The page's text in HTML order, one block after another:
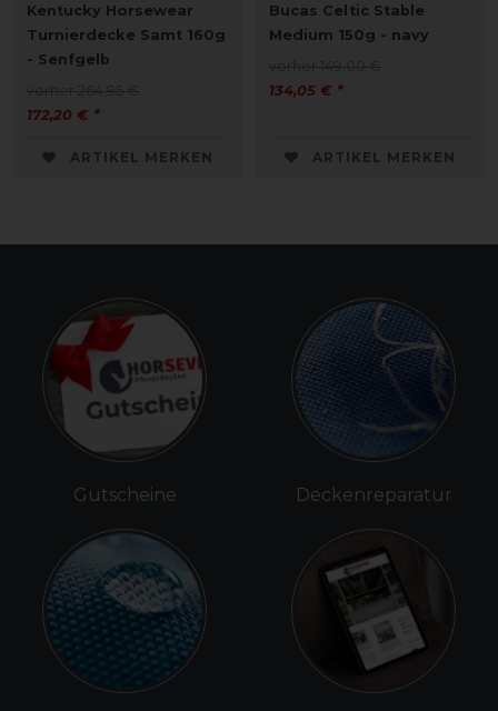
Kentucky Horsewear
Turnierdecke Samt 160g
- Senfgelb
172,20 € *
ARTIKEL MERKEN
Bucas Celtic Stable
Medium 150g - navy
134,05 € *
ARTIKEL MERKEN
Gutscheine Deckenreparatur